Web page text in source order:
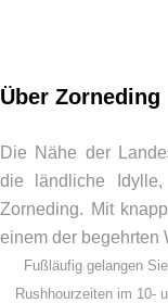
Über Zorneding
Die Nähe der
die ländliche
Zorneding. Mit
einem der begehrten
Fußläufig gelangen
Rushhourzeiten im 10-